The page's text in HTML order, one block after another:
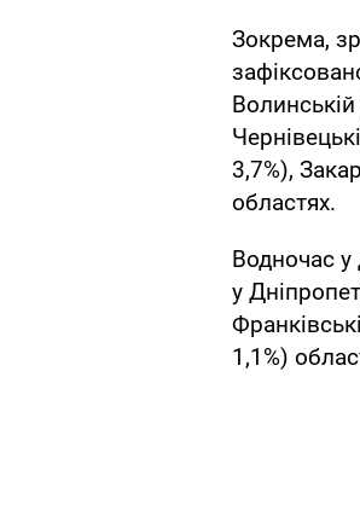
Зокрема,
3,7%),
областях.
Водночас у
у
1,1%)